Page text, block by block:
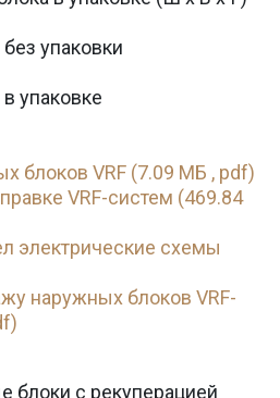
упаковки
упаковке
блоков VRF (7.09 МБ , pdf)
VRF-систем (469.84
электрические схемы
наружных блоков VRF-
с рекуперацией